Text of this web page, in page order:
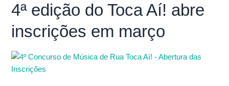
4ª edição do Toca Aí! abre
inscrições em março
4ª
edição
do
Aí!
abre